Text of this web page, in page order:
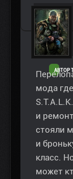
АВТОР
мода
и
стояли
и
класс.
может